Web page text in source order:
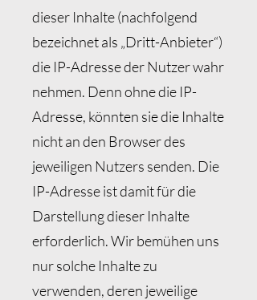
dieser Inhalte (nachfolgend
bezeichnet als „Dritt-Anbieter“)
die IP-Adresse der Nutzer wahr
nehmen. Denn ohne die IP-
Adresse, könnten sie die Inhalte
nicht an den Browser des
jeweiligen Nutzers senden. Die
IP-Adresse ist damit für die
Darstellung dieser Inhalte
erforderlich. Wir bemühen uns
nur solche Inhalte zu
verwenden, deren jeweilige